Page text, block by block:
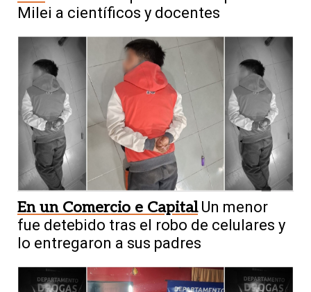
Milei a científicos y docentes
En un Comercio e Capital Un menor
fue detebido tras el robo de celulares y
lo entregaron a sus padres